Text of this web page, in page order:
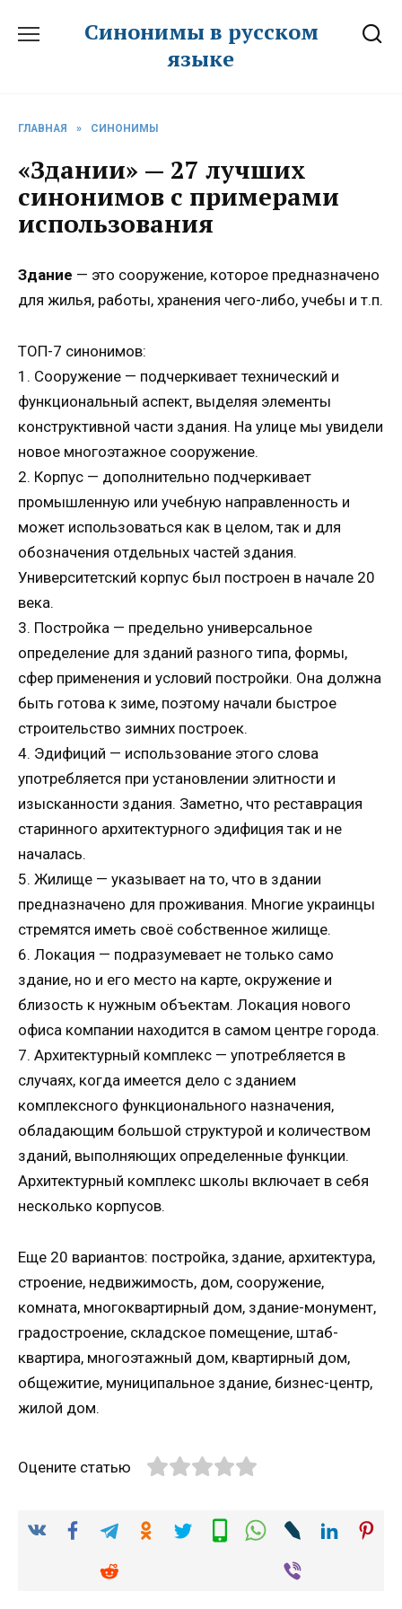
Синонимы в русском
языке
ГЛАВНАЯ » СИНОНИМЫ
«Здании» — 27 лучших
синонимов с примерами
использования
Здание — это сооружение, которое предназначено
для жилья, работы, хранения чего-либо, учебы и т.п.
ТОП-7 синонимов:
1. Сооружение — подчеркивает технический и
функциональный аспект, выделяя элементы
конструктивной части здания. На улице мы увидели
новое многоэтажное сооружение.
2. Корпус — дополнительно подчеркивает
промышленную или учебную направленность и
может использоваться как в целом, так и для
обозначения отдельных частей здания.
Университетский корпус был построен в начале 20
века.
3. Постройка — предельно универсальное
определение для зданий разного типа, формы,
сфер применения и условий постройки. Она должна
быть готова к зиме, поэтому начали быстрое
строительство зимних построек.
4. Эдифиций — использование этого слова
употребляется при установлении элитности и
изысканности здания. Заметно, что реставрация
старинного архитектурного эдифиция так и не
началась.
5. Жилище — указывает на то, что в здании
предназначено для проживания. Многие украинцы
стремятся иметь своё собственное жилище.
6. Локация — подразумевает не только само
здание, но и его место на карте, окружение и
близость к нужным объектам. Локация нового
офиса компании находится в самом центре города.
7. Архитектурный комплекс — употребляется в
случаях, когда имеется дело с зданием
комплексного функционального назначения,
обладающим большой структурой и количеством
зданий, выполняющих определенные функции.
Архитектурный комплекс школы включает в себя
несколько корпусов.
Еще 20 вариантов: постройка, здание, архитектура,
строение, недвижимость, дом, сооружение,
комната, многоквартирный дом, здание-монумент,
градостроение, складское помещение, штаб-
квартира, многоэтажный дом, квартирный дом,
общежитие, муниципальное здание, бизнес-центр,
жилой дом.
Оцените статью